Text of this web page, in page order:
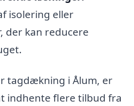
isolering eller
der kan reducere
tagdækning i Ålum, er
indhente flere tilbud fra